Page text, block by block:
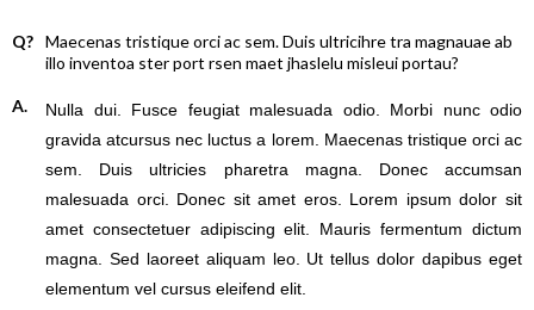
Q? Maecenas tristique orci ac sem. Duis ultricihre tra magnauae ab
illo inventoa ster port rsen maet jhaslelu misleui portau?
A.
Nulla dui. Fusce feugiat malesuada odio. Morbi nunc odio
gravida atcursus nec luctus a lorem. Maecenas tristique orci ac
sem. Duis ultricies pharetra magna. Donec accumsan
malesuada orci. Donec sit amet eros. Lorem ipsum dolor sit
amet consectetuer adipiscing elit. Mauris fermentum dictum
magna. Sed laoreet aliquam leo. Ut tellus dolor dapibus eget
elementum vel cursus eleifend elit.